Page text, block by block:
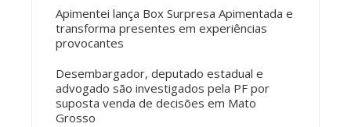
Apimentei lança Box Surpresa Apimentada e
transforma presentes em experiências
provocantes
Desembargador, deputado estadual e
advogado são investigados pela PF por
suposta venda de decisões em Mato
Grosso